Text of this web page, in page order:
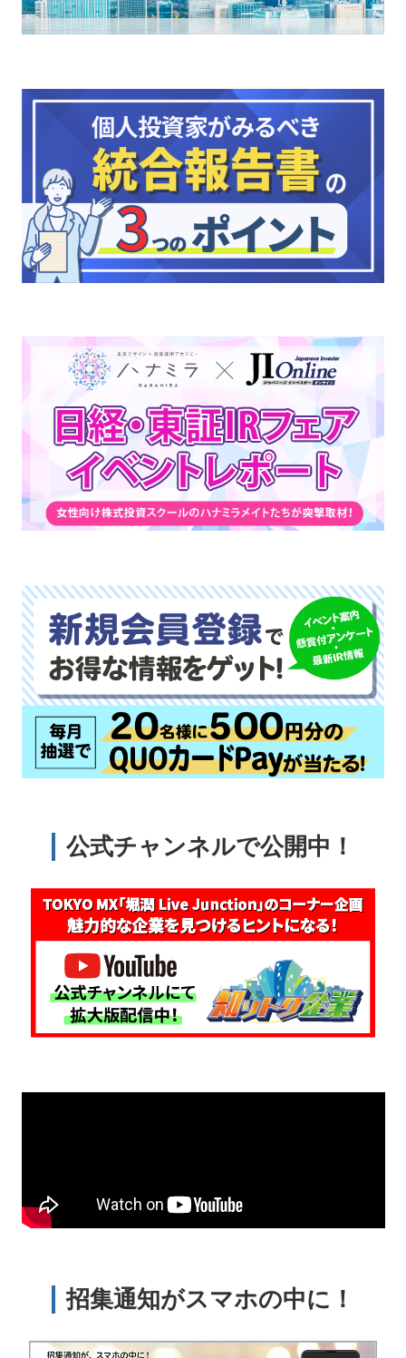
公式チャンネルで公開中！
招集通知がスマホの中に！